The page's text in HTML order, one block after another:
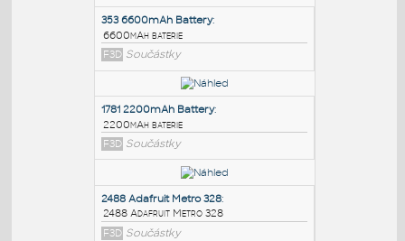
PODOBNÉ BLOKY
354 4400mah battery
400mAh baterie
F3D Součástky
353 6600mAh Battery:
6600mAh baterie
F3D Součástky